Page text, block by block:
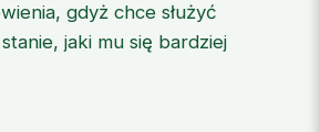
gdyż chce służyć
jaki mu się bardziej